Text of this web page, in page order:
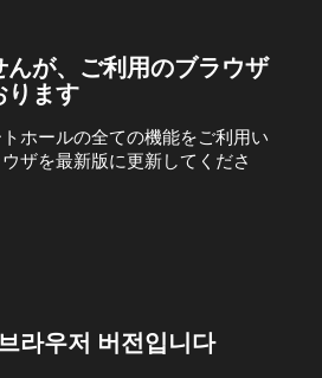
んが、ご利用のブラウザ
ります
ホールの全ての機能をご利用い
ザを最新版に更新してくださ
라우저 버전입니다